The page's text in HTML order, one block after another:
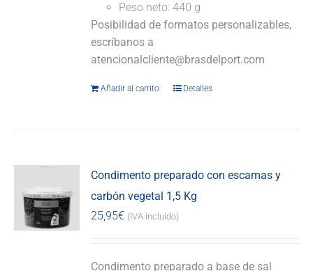
Peso neto: 440 g
Posibilidad de formatos personalizables,
escríbanos a
atencionalcliente@brasdelport.com
Añadir al carrito Detalles
Condimento preparado con escamas y
carbón vegetal 1,5 Kg
25,95€ (IVA incluido)
Condimento preparado a base de sal